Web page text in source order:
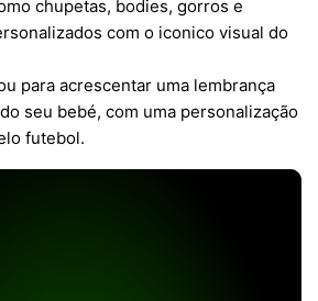
chupetas, bodies, gorros e
com o iconico visual do
para acrescentar uma lembrança
seu bebé, com uma personalização
futebol.